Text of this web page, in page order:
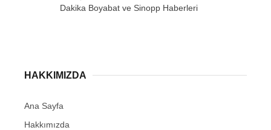
HAKKIMIZDA
Ana Sayfa
Hakkımızda